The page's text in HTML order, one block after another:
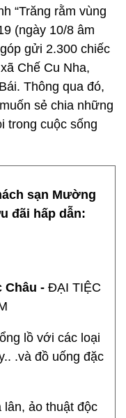
“Trăng rằm vùng
(ngày 10/8 âm
gửi 2.300 chiếc
Chế Cu Nha,
Thông qua đó,
sẻ chia những
trong cuộc sống
sạn Mường
đãi hấp dẫn:
Châu - ĐẠI TIỆC
lồ với các loại
.và đồ uống đặc
ảo thuật độc